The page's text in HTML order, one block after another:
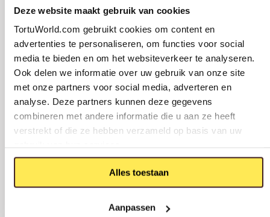
Deze website maakt gebruik van cookies
TortuWorld.com gebruikt cookies om content en
advertenties te personaliseren, om functies voor social
media te bieden en om het websiteverkeer te analyseren.
Ook delen we informatie over uw gebruik van onze site
met onze partners voor social media, adverteren en
analyse. Deze partners kunnen deze gegevens
combineren met andere informatie die u aan ze heeft
verstrekt of die ze hebben verzameld op basis van uw
Alles toestaan
Aanpassen
VERDER WINKELEN